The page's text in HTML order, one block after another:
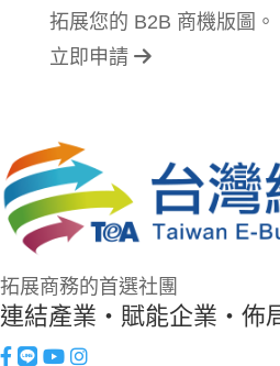
拓展您的 B2B 商機版圖。
立即申請
拓展商務的首選社團
連結產業・賦能企業・佈